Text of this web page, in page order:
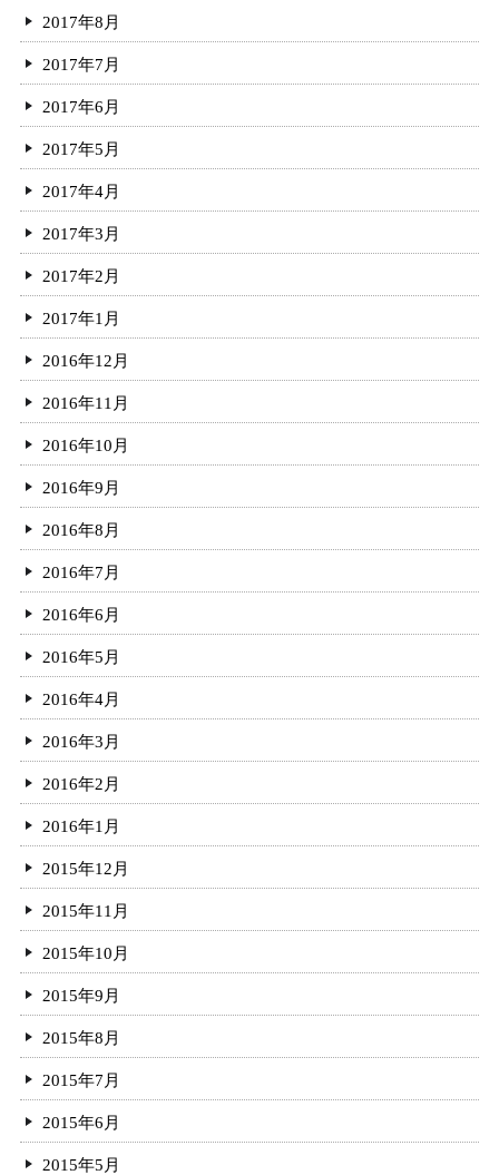
2017年8月
2017年7月
2017年6月
2017年5月
2017年4月
2017年3月
2017年2月
2017年1月
2016年12月
2016年11月
2016年10月
2016年9月
2016年8月
2016年7月
2016年6月
2016年5月
2016年4月
2016年3月
2016年2月
2016年1月
2015年12月
2015年11月
2015年10月
2015年9月
2015年8月
2015年7月
2015年6月
2015年5月